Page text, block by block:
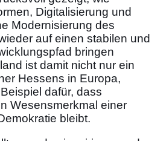
Digitalisierung und
Modernisierung des
auf einen stabilen und
bringen
ist damit nicht nur ein
Hessens in Europa,
dafür, dass
Wesensmerkmal einer
bleibt.